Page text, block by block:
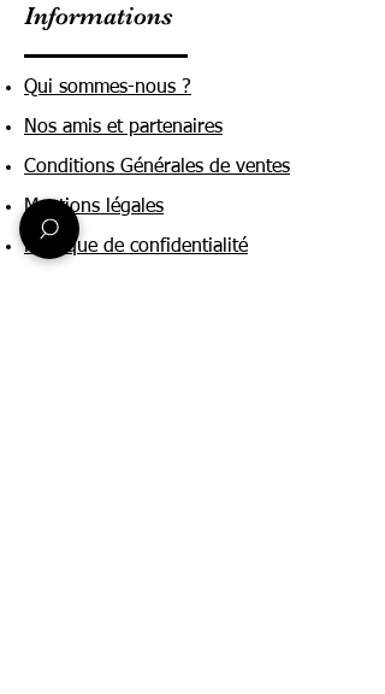
Informations
Qui sommes-nous ?
Nos amis et partenaires
Conditions Générales de ventes
Mentions légales
Politique de confidentialité